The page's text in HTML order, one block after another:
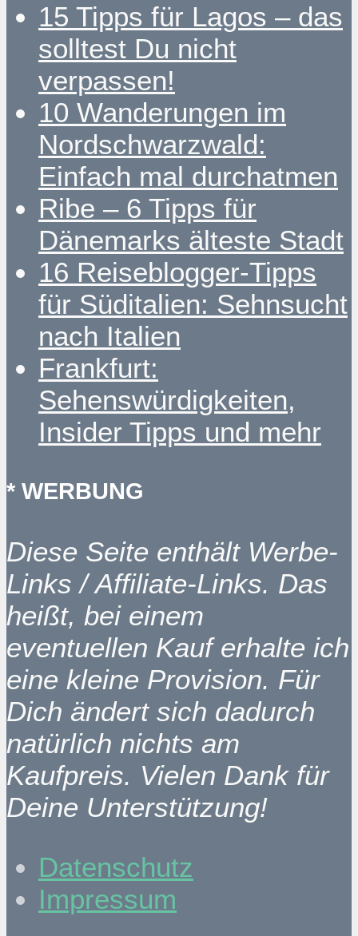
15 Tipps für Lagos – das
solltest Du nicht
verpassen!
10 Wanderungen im
Nordschwarzwald:
Einfach mal durchatmen
Ribe – 6 Tipps für
Dänemarks älteste Stadt
16 Reiseblogger-Tipps
für Süditalien: Sehnsucht
nach Italien
Frankfurt:
Sehenswürdigkeiten,
Insider Tipps und mehr
* WERBUNG
Diese Seite enthält Werbe-
Links / Affiliate-Links. Das
heißt, bei einem
eventuellen Kauf erhalte ich
eine kleine Provision. Für
Dich ändert sich dadurch
natürlich nichts am
Kaufpreis. Vielen Dank für
Deine Unterstützung!
Datenschutz
Impressum